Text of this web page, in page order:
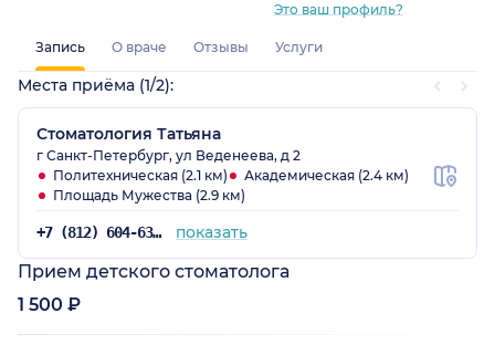
Это ваш профиль?
Запись О враче Отзывы Услуги
Места приёма (1/2):
Стоматология Татьяна
г Санкт-Петербург, ул Веденеева, д 2
Политехническая (2.1 км)
Академическая (2.4 км)
Площадь Мужества (2.9 км)
+7 (812) 604-63-48 показать
Прием детского стоматолога
1 500 ₽